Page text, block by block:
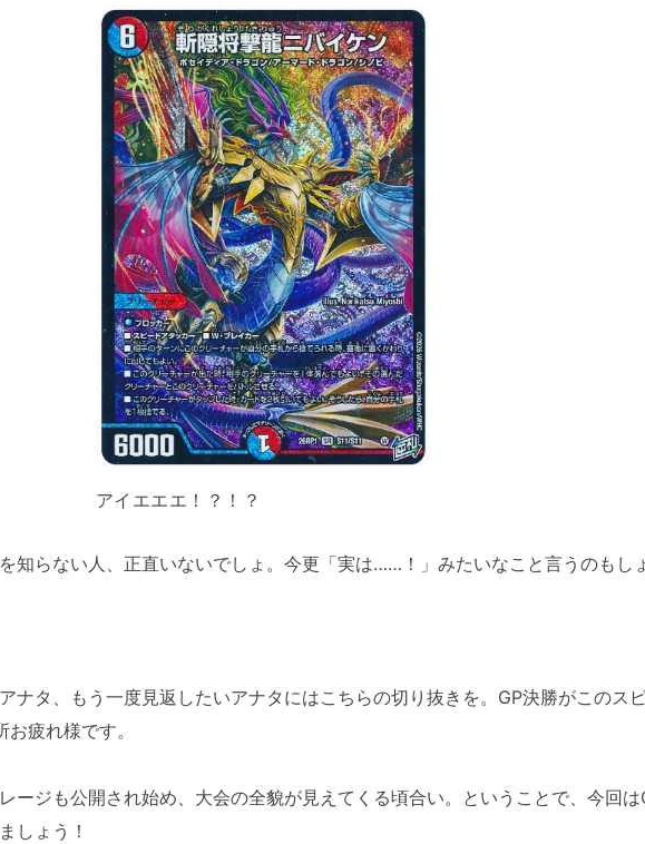
アイエエエ！？！？
知らない人、正直いないでしょ。今更「実は……！」みたいなこと言うのもし
ナタ、もう一度見返したいアナタにはこちらの切り抜きを。GP決勝がこのス
疲れ様です。
ージも公開され始め、大会の全貌が見えてくる頃合い。ということで、今回
しょう！